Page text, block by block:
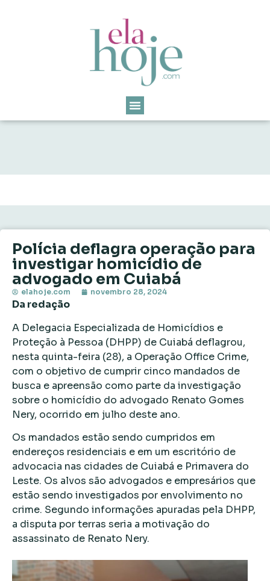
Polícia deflagra operação para
investigar homicídio de
advogado em Cuiabá
elahoje.com novembro 28, 2024
Da redação
A Delegacia Especializada de Homicídios e
Proteção à Pessoa (DHPP) de Cuiabá deflagrou,
nesta quinta-feira (28), a Operação Office Crime,
com o objetivo de cumprir cinco mandados de
busca e apreensão como parte da investigação
sobre o homicídio do advogado Renato Gomes
Nery, ocorrido em julho deste ano.
Os mandados estão sendo cumpridos em
endereços residenciais e em um escritório de
advocacia nas cidades de Cuiabá e Primavera do
Leste. Os alvos são advogados e empresários que
estão sendo investigados por envolvimento no
crime. Segundo informações apuradas pela DHPP,
a disputa por terras seria a motivação do
assassinato de Renato Nery.